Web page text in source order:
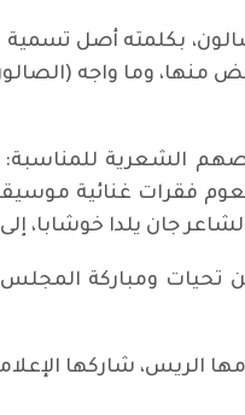
بكلمته أصل تسمية
منها، وما واجه
للمناسبة: مديح
فقرات غنائية
جان يلدا خوشابا،
تحيات ومباركة المجلس
مها الريس، شاركها